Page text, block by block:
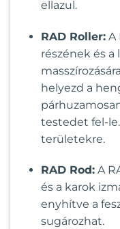
ellazul.
RAD Roller:A
részének és
helyezd a
testedet fel-
területekre.
RAD Rod:A
és a karok
enyhítve a
sugározhat.